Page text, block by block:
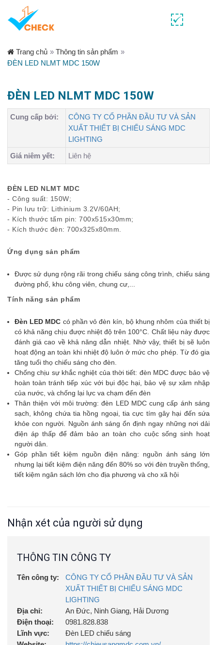
Trang chủ » Thông tin sản phẩm »
ĐÈN LED NLMT MDC 150W
ĐÈN LED NLMT MDC 150W
Cung cấp bởi:
CÔNG TY CỔ PHẦN ĐẦU TƯ VÀ SẢN
XUẤT THIẾT BỊ CHIẾU SÁNG MDC
LIGHTING
Giá niêm yết:
Liên hệ
ĐÈN LED NLMT MDC
- Công suất: 150W;
- Pin lưu trữ: Lithinium 3.2V/60AH;
- Kích thước tấm pin: 700x515x30mm;
- Kích thước đèn: 700x325x80mm.
Ứng dụng sản phẩm
Được sử dụng rộng rãi trong chiếu sáng công trình, chiếu sáng
đường phố, khu công viên, chung cư,...
Tính năng sản phẩm
Đèn LED MDC có phần vỏ đèn kín, bộ khung nhôm của thiết bị
có khả năng chịu được nhiệt độ trên 100°C. Chất liệu này được
đánh giá cao về khả năng dẫn nhiệt. Nhờ vậy, thiết bị sẽ luôn
hoạt động an toàn khi nhiệt độ luôn ở mức cho phép. Từ đó gia
tăng tuổi thọ chiếu sáng cho đèn.
Chống chịu sự khắc nghiệt của thời tiết: đèn MDC được bảo vệ
hoàn toàn tránh tiếp xúc với bụi độc hại, bảo vệ sự xâm nhập
của nước, và chống lại lực va chạm đến đèn
Thân thiện với môi trường: đèn LED MDC cung cấp ánh sáng
sạch, không chứa tia hồng ngoại, tia cực tím gây hại đến sứa
khỏe con người. Nguồn ánh sáng ổn định ngay những nơi dải
điện áp thấp để đảm bảo an toàn cho cuộc sống sinh hoạt
người dân.
Góp phần tiết kiệm nguồn điện năng: nguồn ánh sáng lớn
nhưng lại tiết kiệm điện năng đến 80% so với đèn truyền thống,
tiết kiệm ngân sách lớn cho địa phương và cho xã hội
Nhận xét của người sử dụng
THÔNG TIN CÔNG TY
Tên công ty:
CÔNG TY CỔ PHẦN ĐẦU TƯ VÀ SẢN
XUẤT THIẾT BỊ CHIẾU SÁNG MDC
LIGHTING
Địa chỉ:
An Đức, Ninh Giang, Hải Dương
Điện thoại:
0981.828.838
Lĩnh vực:
Đèn LED chiếu sáng